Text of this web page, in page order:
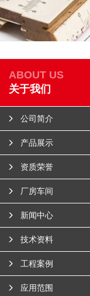
ABOUT US
关于我们
公司简介
产品展示
资质荣誉
厂房车间
新闻中心
技术资料
工程案例
应用范围